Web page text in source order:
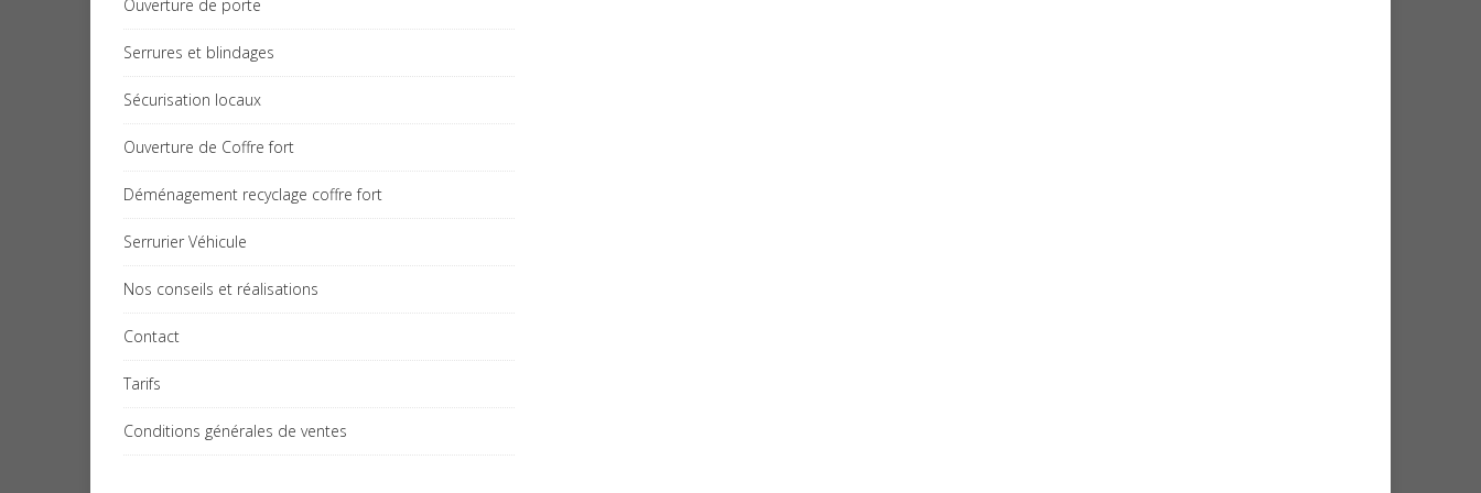
Ouverture de porte
Serrures et blindages
Sécurisation locaux
Ouverture de Coffre fort
Déménagement recyclage coffre fort
Serrurier Véhicule
Nos conseils et réalisations
Contact
Tarifs
Conditions générales de ventes